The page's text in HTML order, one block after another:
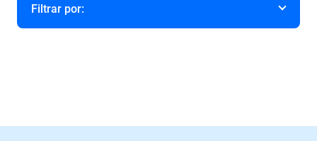
Filtrar por: